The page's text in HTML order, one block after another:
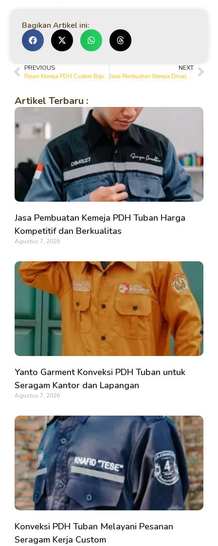
Bagikan Artikel ini:
PREVIOUS
Pesan Kemeja PDH Custom Bojonegoro dengan Bordir Nama dan Logo
NEXT
Jasa Pembuatan Kemeja Dinas Harian (PDH) Bojonegoro untuk Berbagai Kebutuhan
Artikel Terbaru :
Jasa Pembuatan Kemeja PDH Tuban Harga
Kompetitif dan Berkualitas
Agustus 7, 2026
Yanto Garment Konveksi PDH Tuban untuk
Seragam Kantor dan Lapangan
Agustus 7, 2026
Konveksi PDH Tuban Melayani Pesanan
Seragam Kerja Custom